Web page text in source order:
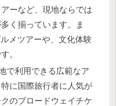
ーなど、現地ならでは
く揃っています。ま
メツアーや、文化体験
。
で利用できる広範なア
に国際旅行者に人気が
のブロードウェイチケ